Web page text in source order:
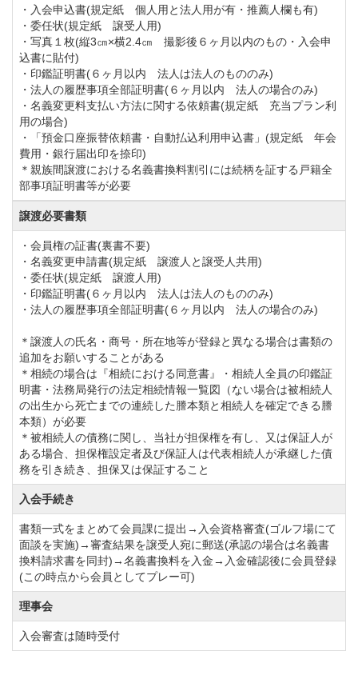
・入会申込書(規定紙 個人用と法人用が有・推薦人欄も有)
・委任状(規定紙 譲受人用)
・写真１枚(縦3㎝×横2.4㎝ 撮影後６ヶ月以内のもの・入会申
込書に貼付)
・印鑑証明書(６ヶ月以内 法人は法人のもののみ)
・法人の履歴事項全部証明書(６ヶ月以内 法人の場合のみ)
・名義変更料支払い方法に関する依頼書(規定紙 充当プラン利
用の場合)
・「預金口座振替依頼書・自動払込利用申込書」(規定紙 年会
費用・銀行届出印を捺印)
＊親族間譲渡における名義書換料割引には続柄を証する戸籍全
部事項証明書等が必要
譲渡必要書類
・会員権の証書(裏書不要)
・名義変更申請書(規定紙 譲渡人と譲受人共用)
・委任状(規定紙 譲渡人用)
・印鑑証明書(６ヶ月以内 法人は法人のもののみ)
・法人の履歴事項全部証明書(６ヶ月以内 法人の場合のみ)
＊譲渡人の氏名・商号・所在地等が登録と異なる場合は書類の
追加をお願いすることがある
＊相続の場合は『相続における同意書』・相続人全員の印鑑証
明書・法務局発行の法定相続情報一覧図（ない場合は被相続人
の出生から死亡までの連続した謄本類と相続人を確定できる謄
本類）が必要
＊被相続人の債務に関し、当社が担保権を有し、又は保証人が
ある場合、担保権設定者及び保証人は代表相続人が承継した債
務を引き続き、担保又は保証すること
入会手続き
書類一式をまとめて会員課に提出→入会資格審査(ゴルフ場にて
面談を実施)→審査結果を譲受人宛に郵送(承認の場合は名義書
換料請求書を同封)→名義書換料を入金→入金確認後に会員登録
(この時点から会員としてプレー可)
理事会
入会審査は随時受付